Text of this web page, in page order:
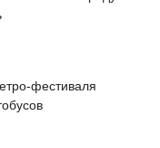
фестиваля